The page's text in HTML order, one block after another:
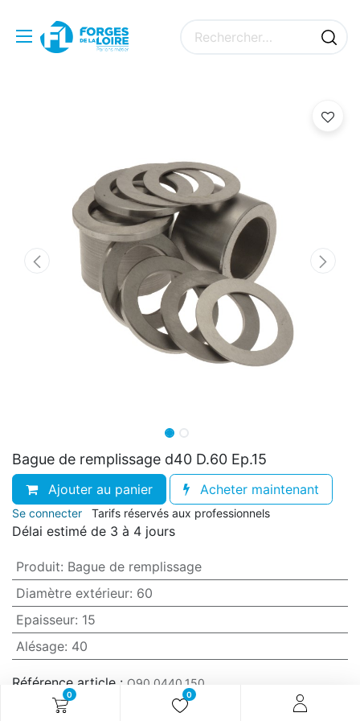
0 0
Bague de remplissage d40 D.60 Ep.15
Ajouter au panier Acheter maintenant
Se connecter Tarifs réservés aux professionnels
Délai estimé de 3 à 4 jours
Produit: Bague de remplissage
Diamètre extérieur: 60
Epaisseur: 15
Alésage: 40
Référence article : O90.0440.150